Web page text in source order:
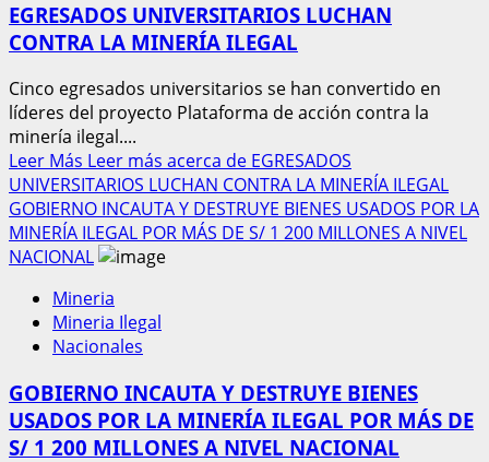
EGRESADOS UNIVERSITARIOS LUCHAN
CONTRA LA MINERÍA ILEGAL
Cinco egresados universitarios se han convertido en
líderes del proyecto Plataforma de acción contra la
minería ilegal....
Leer Más Leer más acerca de EGRESADOS
UNIVERSITARIOS LUCHAN CONTRA LA MINERÍA ILEGAL
GOBIERNO INCAUTA Y DESTRUYE BIENES USADOS POR LA
MINERÍA ILEGAL POR MÁS DE S/ 1 200 MILLONES A NIVEL
NACIONAL
Mineria
Mineria Ilegal
Nacionales
GOBIERNO INCAUTA Y DESTRUYE BIENES
USADOS POR LA MINERÍA ILEGAL POR MÁS DE
S/ 1 200 MILLONES A NIVEL NACIONAL